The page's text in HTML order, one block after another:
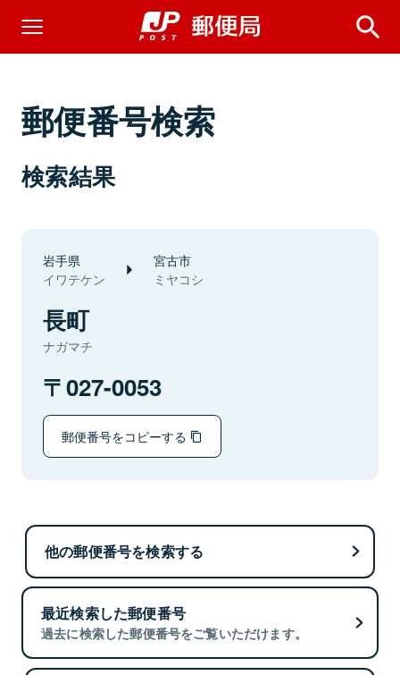
郵便番号検索
検索結果
岩手県
イワテケン
宮古市
ミヤコシ
長町
ナガマチ
027-0053
郵便番号をコピーする
他の郵便番号を検索する
最近検索した郵便番号
過去に検索した郵便番号をご覧いただけます。